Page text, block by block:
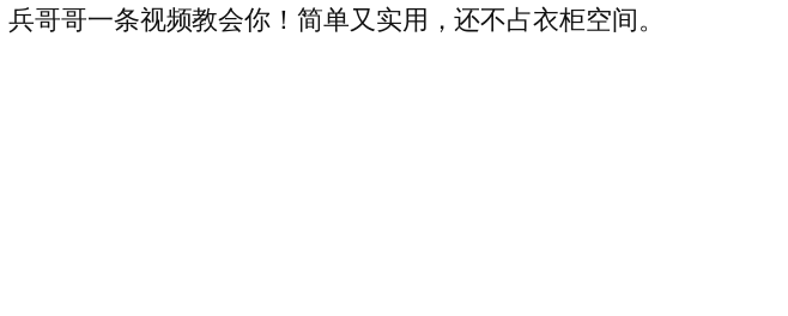
哥一条视频教会你！简单又实用，还不占衣柜空间。